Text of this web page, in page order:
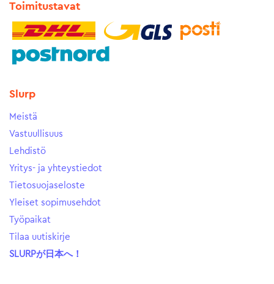
Toimitustavat
Slurp
Meistä
Vastuullisuus
Lehdistö
Yritys- ja yhteystiedot
Tietosuojaseloste
Yleiset sopimusehdot
Työpaikat
Tilaa uutiskirje
SLURPが日本へ！